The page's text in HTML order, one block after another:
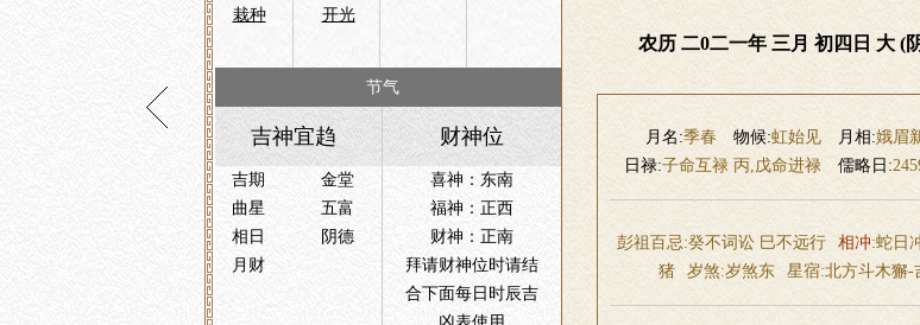
栽种
开光
节气
吉神宜趋
吉期
金堂
曲星
五富
相日
阴德
月财
财神位
喜神：东南
福神：正西
财神：正南
拜请财神位时请结
合下面每日时辰吉
农历 二0二一年 三月 初四日 大 (
月名:季春 物候:虹始见 月相:娥眉
日禄:子命互禄 丙,戊命进禄 儒略日:
彭祖百忌:癸不词讼 巳不远行 相冲:蛇日
猪
岁煞:岁煞东 星宿:北方斗木獬-